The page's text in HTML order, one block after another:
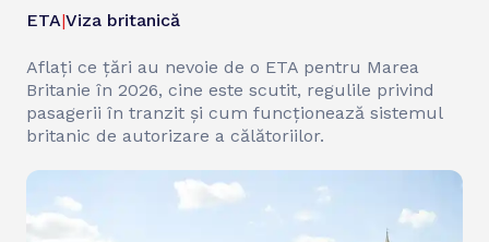
ETA|Viza britanică
Aflați ce țări au nevoie de o ETA pentru Marea
Britanie în 2026, cine este scutit, regulile privind
pasagerii în tranzit și cum funcționează sistemul
britanic de autorizare a călătoriilor.